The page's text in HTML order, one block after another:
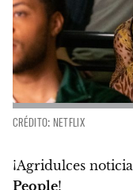
CRÉDITO: NETFLIX
¡Agridulces
People!